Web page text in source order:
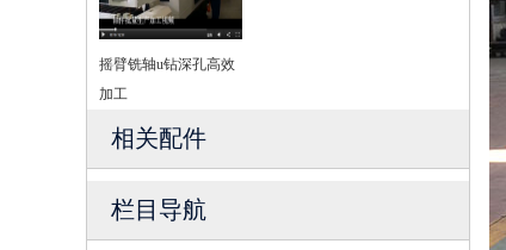
摇臂铣轴u钻深孔高效
加工
相关配件
栏目导航